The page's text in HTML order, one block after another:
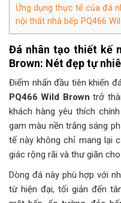
Ứng dụng thực tế của đá
nội thất nhà bếp PQ466
Đá nhân tạo thiết kế
Brown: Nét đẹp tự
Điểm nhấn đầu tiên khiến
PQ466 Wild Brown trở
khách hàng yêu thích
gam màu nền trắng sáng
tế này không chỉ mang lại
giác rộng rãi và thư giãn
Dòng đá này phù hợp với
từ hiện đại, tối giản đến